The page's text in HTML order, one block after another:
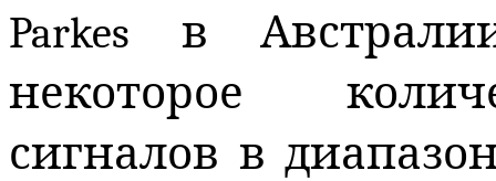
Parkes в
некоторое
сигналов в